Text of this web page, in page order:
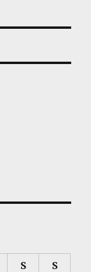
S S